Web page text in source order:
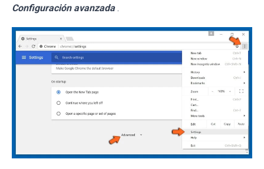
Configuración avanzada .